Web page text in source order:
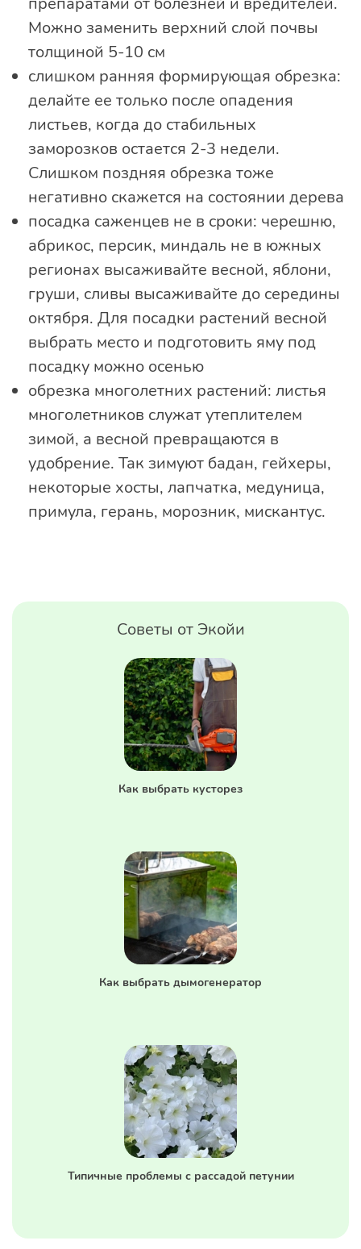
Можно заменить верхний слой почвы
толщиной 5-10 см
слишком ранняя формирующая обрезка:
делайте ее только после опадения
листьев, когда до стабильных
заморозков остается 2-3 недели.
Слишком поздняя обрезка тоже
негативно скажется на состоянии дерева
посадка саженцев не в сроки: черешню,
абрикос, персик, миндаль не в южных
регионах высаживайте весной, яблони,
груши, сливы высаживайте до середины
октября. Для посадки растений весной
выбрать место и подготовить яму под
посадку можно осенью
обрезка многолетних растений: листья
многолетников служат утеплителем
зимой, а весной превращаются в
удобрение. Так зимуют бадан, гейхеры,
некоторые хосты, лапчатка, медуница,
примула, герань, морозник, мискантус.
Советы от Экойи
Как выбрать кусторез
Как выбрать дымогенератор
Типичные проблемы с рассадой петунии